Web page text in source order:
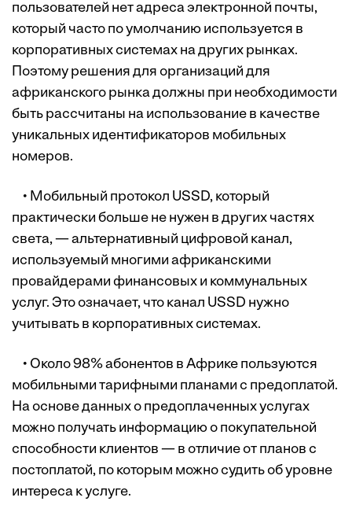
пользователей нет адреса электронной почты,
который часто по умолчанию используется в
корпоративных системах на других рынках.
Поэтому решения для организаций для
африканского рынка должны при необходимости
быть рассчитаны на использование в качестве
уникальных идентификаторов мобильных
номеров.
• Мобильный протокол USSD, который
практически больше не нужен в других частях
света, — альтернативный цифровой канал,
используемый многими африканскими
провайдерами финансовых и коммунальных
услуг. Это означает, что канал USSD нужно
учитывать в корпоративных системах.
• Около 98% абонентов в Африке пользуются
мобильными тарифными планами с предоплатой.
На основе данных о предоплаченных услугах
можно получать информацию о покупательной
способности клиентов — в отличие от планов с
постоплатой, по которым можно судить об уровне
интереса к услуге.